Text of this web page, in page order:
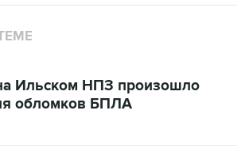
Ильском НПЗ произошло
обломков БПЛА